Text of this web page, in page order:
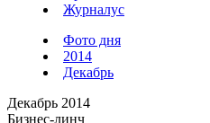
Журналус
Фото дня
2014
Декабрь
Декабрь 2014
Бизнес-линч